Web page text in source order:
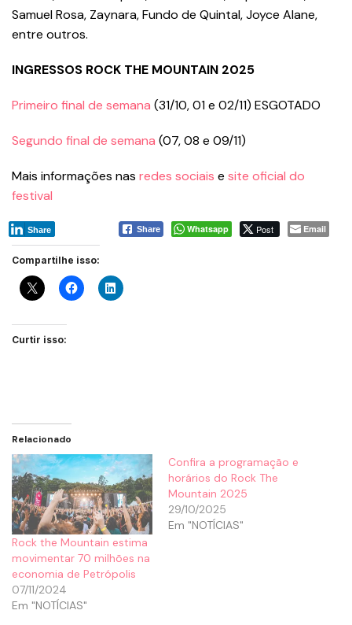
Samuel Rosa, Zaynara, Fundo de Quintal, Joyce Alane,
entre outros.
INGRESSOS ROCK THE MOUNTAIN 2025
Primeiro final de semana (31/10, 01 e 02/11) ESGOTADO
Segundo final de semana (07, 08 e 09/11)
Mais informações nas redes sociais e site oficial do
festival
Share Whatsapp Post Email
Share
Compartilhe isso:
Curtir isso:
Relacionado
Rock the Mountain estima
movimentar 70 milhões na
economia de Petrópolis
07/11/2024
Em "NOTÍCIAS"
Confira a programação e
horários do Rock The
Mountain 2025
29/10/2025
Em "NOTÍCIAS"